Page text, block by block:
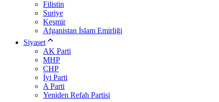
Filistin
Suriye
Keşmir
Afganistan İslam Emirliği
Siyaset
AK Parti
MHP
CHP
İyi Parti
A Parti
Yeniden Refah Partisi